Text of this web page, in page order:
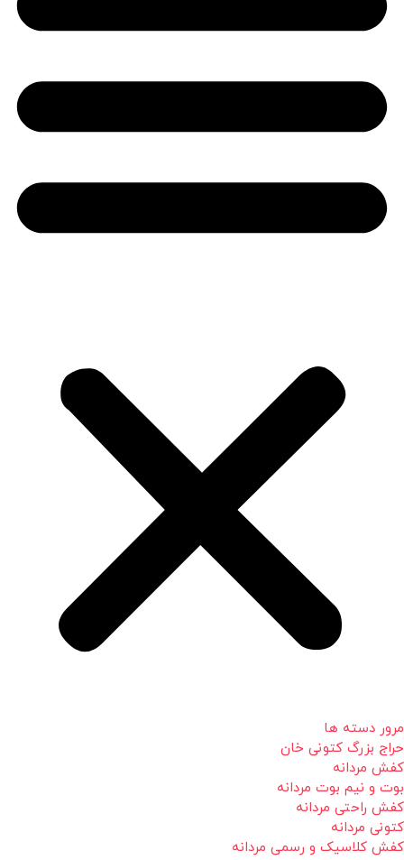
مرور دسته ها
حراج بزرگ کتونی خان
کفش مردانه
بوت و نیم بوت مردانه
کفش راحتی مردانه
کتونی مردانه
کفش کلاسیک و رسمی مردانه